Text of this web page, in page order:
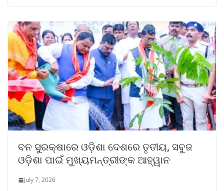
ବନ ସୁରକ୍ଷାରେ ଓଡ଼ିଶା ଦେଶରେ ତୃତୀୟ, ସବୁଜ
ଓଡ଼ିଶା ପାଇଁ ମୁଖ୍ୟମନ୍ତ୍ରୀଙ୍କ ଆହ୍ୱାନ
July 7, 2026